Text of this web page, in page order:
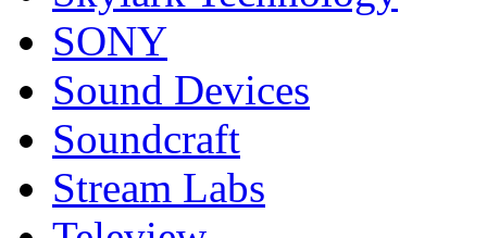
SONY
Sound Devices
Soundcraft
Stream Labs